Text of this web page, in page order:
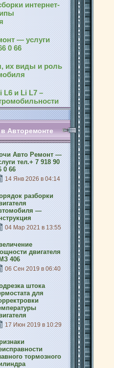
интернет-
— услуги
0 66
их виды и роль
и Li L7 –
Авторемонте
Авто Ремонт —
тел.+ 7 918 90
0 66
14 Янв 2026 в 04:14
разборки
—
04 Мар 2021 в 13:55
двигателя
406
06 Сен 2019 в 06:40
штока
для
17 Июн 2019 в 10:29
тормозного